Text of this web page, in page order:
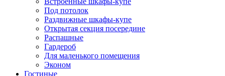
Под потолок
Раздвижные шкафы-купе
Открытая секция посередине
Распашные
Гардероб
Для маленького помещения
Эконом
Гостиные